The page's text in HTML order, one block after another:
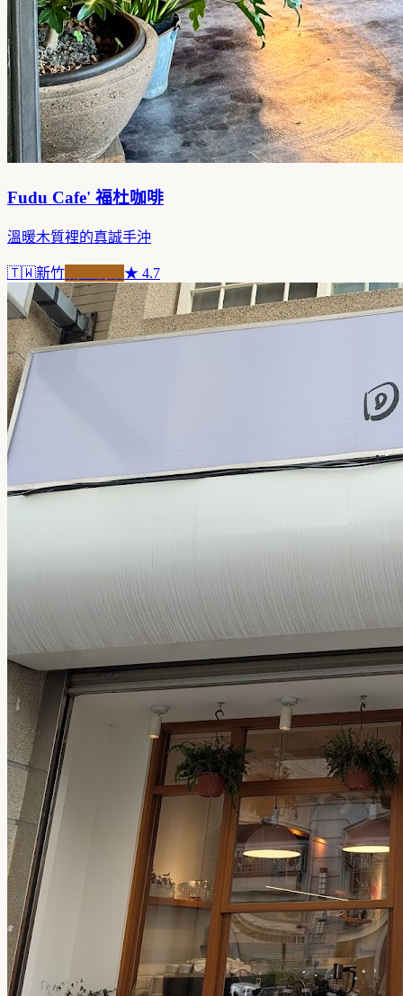
Fudu Cafe' 福杜咖啡
溫暖木質裡的真誠手沖
🇹🇼新竹 ★ 4.7